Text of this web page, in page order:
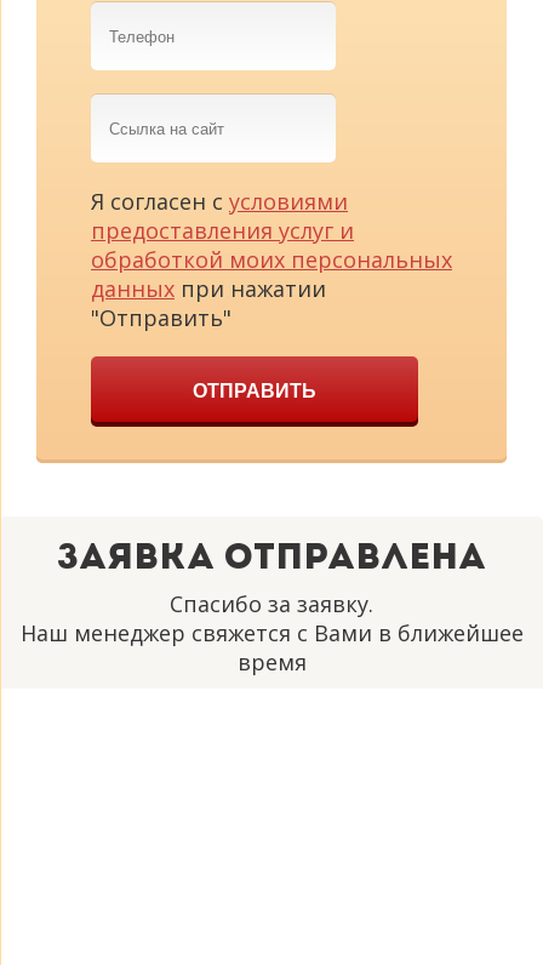
Телефон
Ссылка
на
сайт
Я согласен с условиями
предоставления услуг и
обработкой моих персональных
данных при нажатии
"Отправить"
ОТПРАВИТЬ
Заявка отправлена
Спасибо за заявку.
Наш менеджер свяжется с Вами в ближейшее
время